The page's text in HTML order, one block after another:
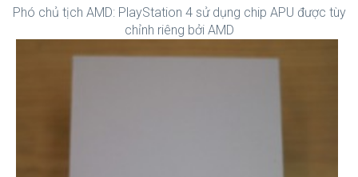
Phó chủ tịch AMD: PlayStation 4 sử dụng chip APU được tùy
chỉnh riêng bởi AMD